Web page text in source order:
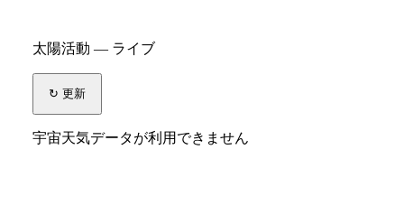
太陽活動 — ライブ
↻ 更新
宇宙天気データが利用できません